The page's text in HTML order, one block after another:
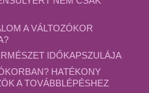
A VÁLTOZÓKOR
IDŐKAPSZULÁJA
HATÉKONY
A TOVÁBBLÉPÉSHEZ